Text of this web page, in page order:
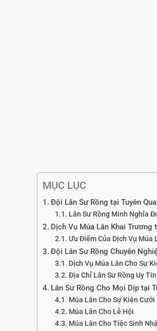
MỤC LỤC
Đội Lân Sư Rồng tại Tuyên
Lân Sư Rồng Minh Nghĩa
Dịch Vụ Múa Lân Khai Trương
Ưu Điểm Của Dịch Vụ Múa
Đội Lân Sư Rồng Chuyên
Dịch Vụ Múa Lân Cho Sự
Địa Chỉ Lân Sư Rồng Uy
Lân Sư Rồng Cho Mọi Dịp tại
Múa Lân Cho Sự Kiện Cưới
Múa Lân Cho Lễ Hội
Múa Lân Cho Tiệc Sinh